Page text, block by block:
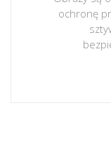
ochronę